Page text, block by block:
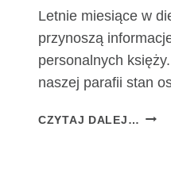
Letnie miesiące w
przynoszą
personalnych
naszej parafii stan
CZYTAJ DALEJ… Z